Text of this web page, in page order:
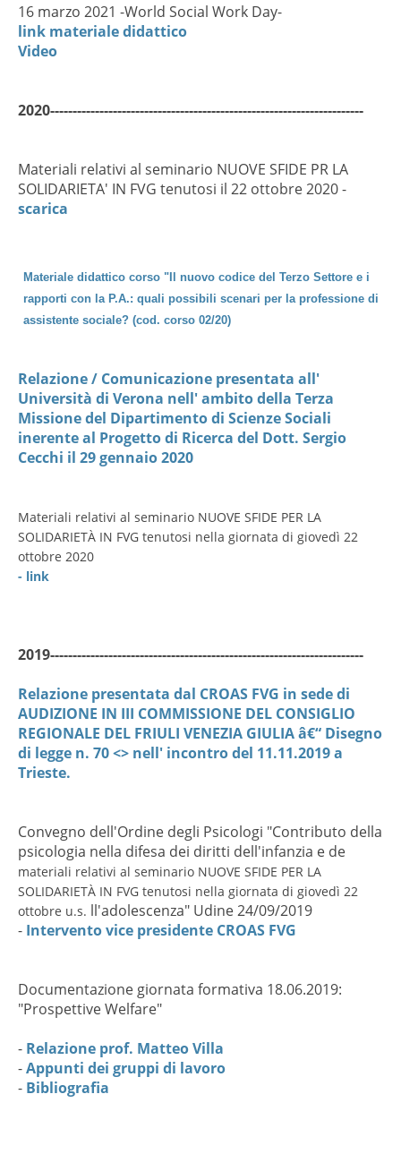
16 marzo 2021 -World Social Work Day-
link materiale didattico
Video
2020----------------------------------------------------------------------
Materiali relativi al seminario NUOVE SFIDE PR LA
SOLIDARIETA' IN FVG tenutosi il 22 ottobre 2020 -
scarica
Materiale didattico corso "Il nuovo codice del Terzo Settore e i
rapporti con la P.A.: quali possibili scenari per la professione di
assistente sociale? (cod. corso 02/20)
Relazione / Comunicazione presentata all'
Università di Verona nell' ambito della Terza
Missione del Dipartimento di Scienze Sociali
inerente al Progetto di Ricerca del Dott. Sergio
Cecchi il 29 gennaio 2020
Materiali relativi al seminario NUOVE SFIDE PER LA
SOLIDARIETÀ IN FVG tenutosi nella giornata di giovedì 22
ottobre 2020
- link
2019----------------------------------------------------------------------
Relazione presentata dal CROAS FVG in sede di
AUDIZIONE IN III COMMISSIONE DEL CONSIGLIO
REGIONALE DEL FRIULI VENEZIA GIULIA â€“ Disegno
di legge n. 70 <> nell' incontro del 11.11.2019 a
Trieste.
Convegno dell'Ordine degli Psicologi "Contributo della
psicologia nella difesa dei diritti dell'infanzia e de
materiali relativi al seminario NUOVE SFIDE PER LA
SOLIDARIETÀ IN FVG tenutosi nella giornata di giovedì 22
ottobre u.s. ll'adolescenza" Udine 24/09/2019
- Intervento vice presidente CROAS FVG
Documentazione giornata formativa 18.06.2019:
"Prospettive Welfare"
- Relazione prof. Matteo Villa
-Appunti dei gruppi di lavoro
- Bibliografia